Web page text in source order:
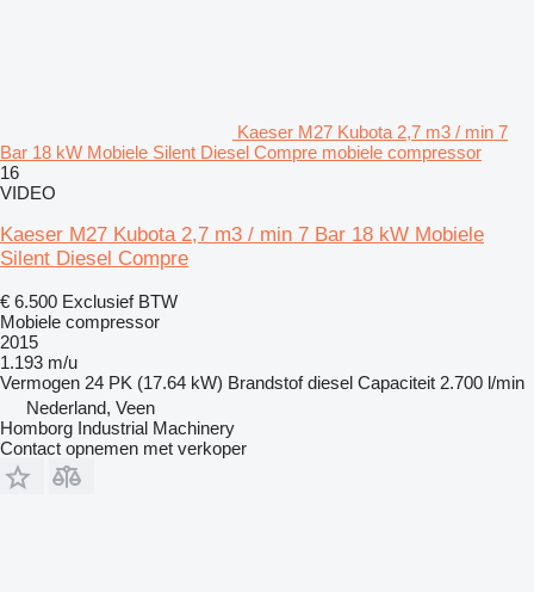
Kaeser M27 Kubota 2,7 m3 / min 7
Bar 18 kW Mobiele Silent Diesel Compre mobiele compressor
16
VIDEO
Kaeser M27 Kubota 2,7 m3 / min 7 Bar 18 kW Mobiele
Silent Diesel Compre
€ 6.500 Exclusief BTW
Mobiele compressor
2015
1.193 m/u
Vermogen 24 PK (17.64 kW) Brandstof diesel Capaciteit 2.700 l/min
Nederland, Veen
Homborg Industrial Machinery
Contact opnemen met verkoper